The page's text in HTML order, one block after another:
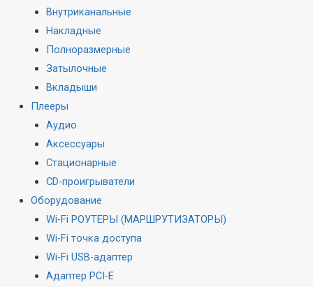
Внутриканальные
Накладные
Полноразмерные
Затылочные
Вкладыши
Плееры
Аудио
Аксессуары
Стационарные
CD-проигрыватели
Оборудование
Wi-Fi РОУТЕРЫ (МАРШРУТИЗАТОРЫ)
Wi-Fi точка доступа
Wi-Fi USB-адаптер
Адаптер PCI-E